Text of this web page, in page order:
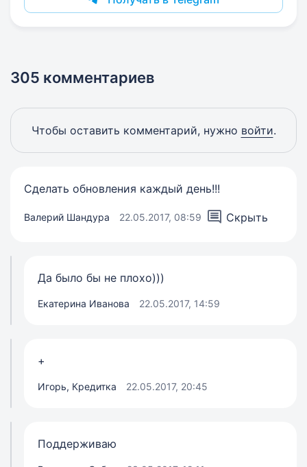
305 комментариев
Чтобы оставить комментарий, нужно войти.
Сделать обновления каждый день!!!
Валерий Шандура 22.05.2017, 08:59 Скрыть
Да было бы не плохо)))
Екатерина Иванова 22.05.2017, 14:59
+
Игорь, Кредитка 22.05.2017, 20:45
Поддерживаю